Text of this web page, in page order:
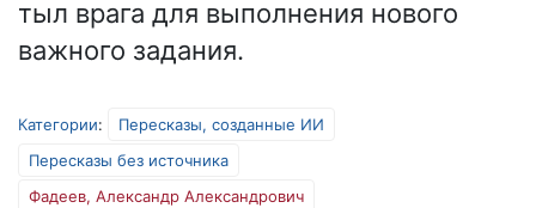
тыл врага для выполнения нового
важного задания.
Категории:
Пересказы, созданные ИИ
Пересказы без источника
Фадеев, Александр Александрович